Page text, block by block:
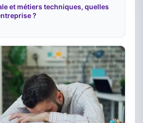
et métiers techniques, quelles
?